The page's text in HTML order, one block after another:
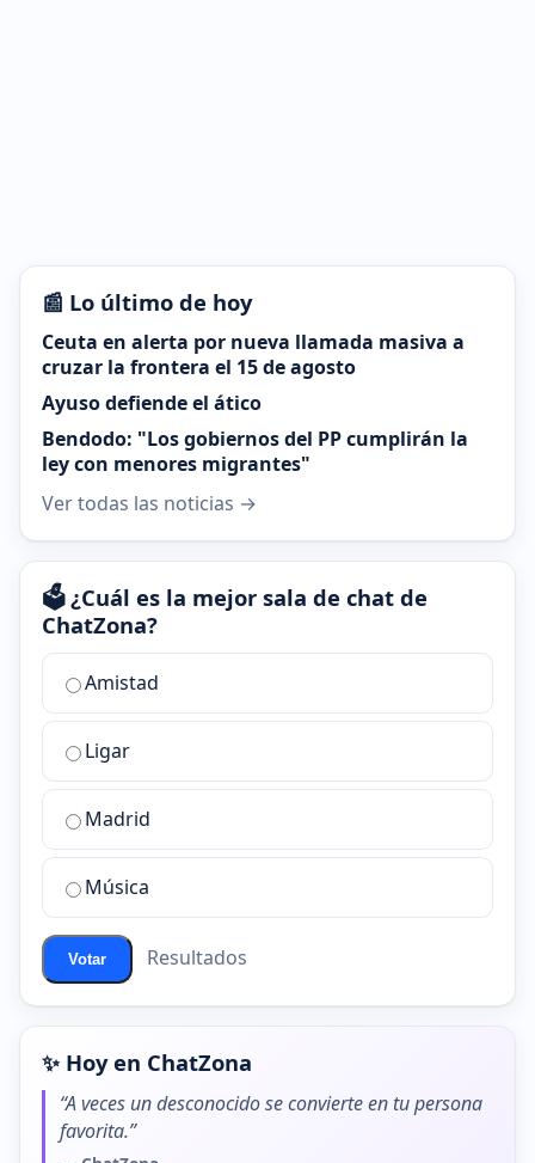
📰 Lo último de hoy
Ceuta en alerta por nueva llamada masiva a
cruzar la frontera el 15 de agosto
Ayuso defiende el ático
Bendodo: "Los gobiernos del PP cumplirán la
ley con menores migrantes"
Ver todas las noticias →
🗳️ ¿Cuál es la mejor sala de chat de
ChatZona?
¿Cuál
la
mejor
sala
chat
ChatZona?
Amistad
Ligar
Madrid
Música
Votar Resultados
✨ Hoy en ChatZona
“A veces un desconocido se convierte en tu persona
favorita.”